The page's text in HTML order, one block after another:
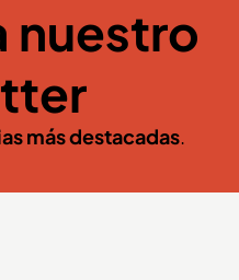
nuestro
más destacadas.